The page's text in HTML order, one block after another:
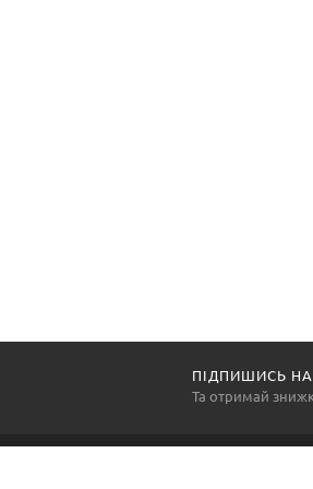
ПІДПИШИСЬ
Та отримай